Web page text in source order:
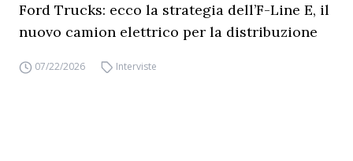
Ford Trucks: ecco la strategia dell’F-Line E, il
nuovo camion elettrico per la distribuzione
07/22/2026 Interviste